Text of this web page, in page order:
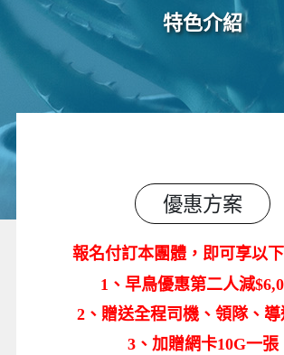
特色介紹
優惠方案
報名付訂本團體 ， 即可享以
1、早鳥優惠第二人減
2、贈送全程司機、領隊、
3、加贈網卡10G一張